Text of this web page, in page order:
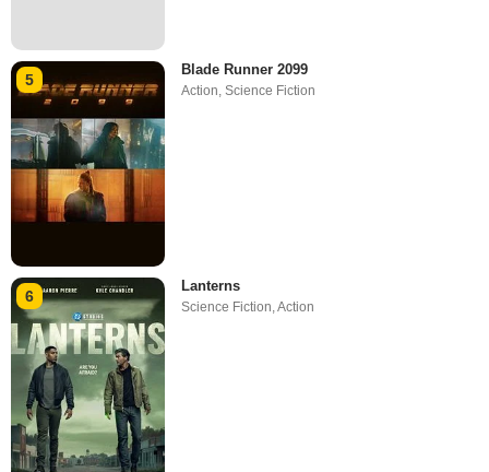
5
Blade Runner 2099
Action ,Science Fiction
6
Lanterns
Science Fiction,Action